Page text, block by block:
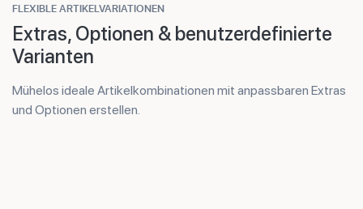
FLEXIBLE ARTIKELVARIATIONEN
Extras, Optionen & benutzerdefinierte
Varianten
Mühelos ideale Artikelkombinationen mit anpassbaren Extras
und Optionen erstellen.